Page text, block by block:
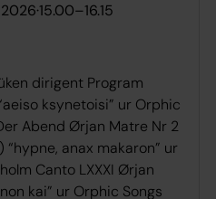
·15.00–16.15
dirigent Program
ksynetoisi” ur Orphic
Abend Ørjan Matre Nr 2
anax makaron” ur
Canto LXXXI Ørjan
kai” ur Orphic Songs